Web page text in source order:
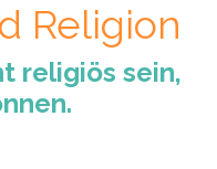
Religion
religiös sein,